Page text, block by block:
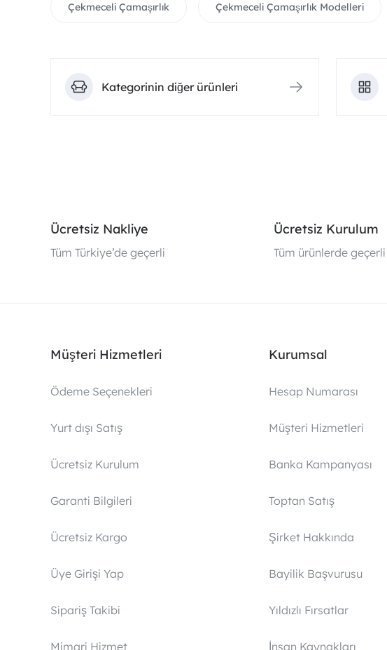
Çekmeceli Çamaşırlık Çekmeceli Çamaşırlık Modelleri
Kategorinin diğer ürünleri
Ücretsiz Nakliye
Tüm Türkiye’de geçerli
Ücretsiz Kurulum
Tüm ürünlerde geçerli
Müşteri Hizmetleri
Ödeme Seçenekleri
Yurt dışı Satış
Ücretsiz Kurulum
Garanti Bilgileri
Ücretsiz Kargo
Üye Girişi Yap
Sipariş Takibi
Mimari Hizmet
Kurumsal
Hesap Numarası
Müşteri Hizmetleri
Banka Kampanyası
Toptan Satış
Şirket Hakkında
Bayilik Başvurusu
Yıldızlı Fırsatlar
İnsan Kaynakları